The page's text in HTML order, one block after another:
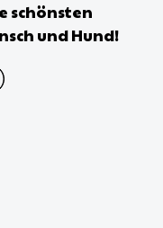
schönsten
und Hund!